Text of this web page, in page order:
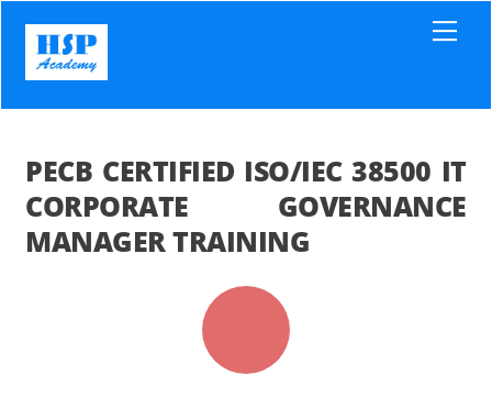
content
PECB CERTIFIED ISO/IEC 38500 IT
CORPORATE GOVERNANCE
MANAGER TRAINING